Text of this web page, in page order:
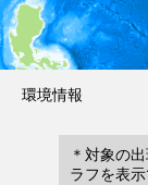
環境情報
＊対象の
ラフを表示